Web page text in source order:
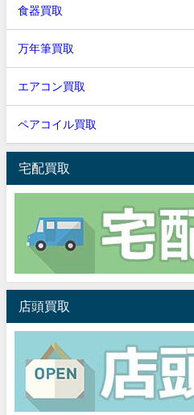
食器買取
万年筆買取
エアコン買取
ペアコイル買取
宅配買取
店頭買取